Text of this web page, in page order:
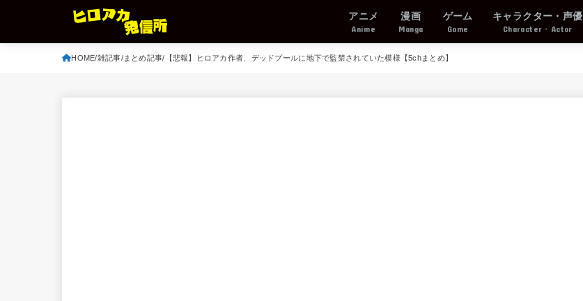
アニメ
Anime
漫画
Manga
ゲーム
Game
キャラクター・声優
Character・Actor
HOME 雑記事 まとめ記事 【悲報】ヒロアカ作者、デッドプールに地下で監禁されていた模様【5chまとめ】